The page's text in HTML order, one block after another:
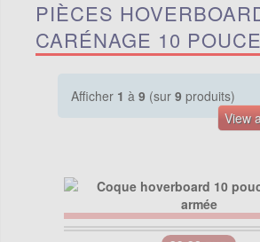
PIÈCES
CARÉNAGE 10
Afficher 1 à 9 (sur 9 produits)
View